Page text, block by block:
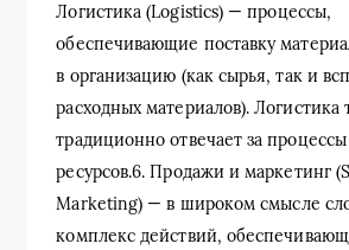
Логистика (Logistics) — процессы,
обеспечивающие поставку
в организацию (как сырья, так и
расходных материалов). Логистика
традиционно отвечает за
ресурсов.6. Продажи и маркетинг
Marketing) — в широком смысле
комплекс действий,